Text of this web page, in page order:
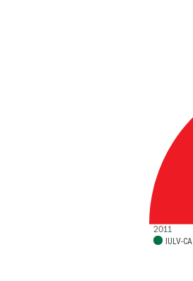
IULV-CA
2011